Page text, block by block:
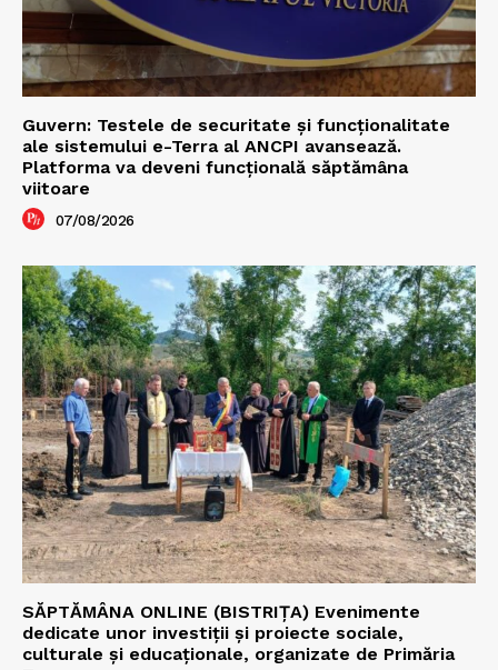
Guvern: Testele de securitate și funcționalitate
ale sistemului e-Terra al ANCPI avansează.
Platforma va deveni funcțională săptămâna
viitoare
07/08/2026
SĂPTĂMÂNA ONLINE (BISTRIȚA) Evenimente
dedicate unor investiții și proiecte sociale,
culturale și educaționale, organizate de Primăria